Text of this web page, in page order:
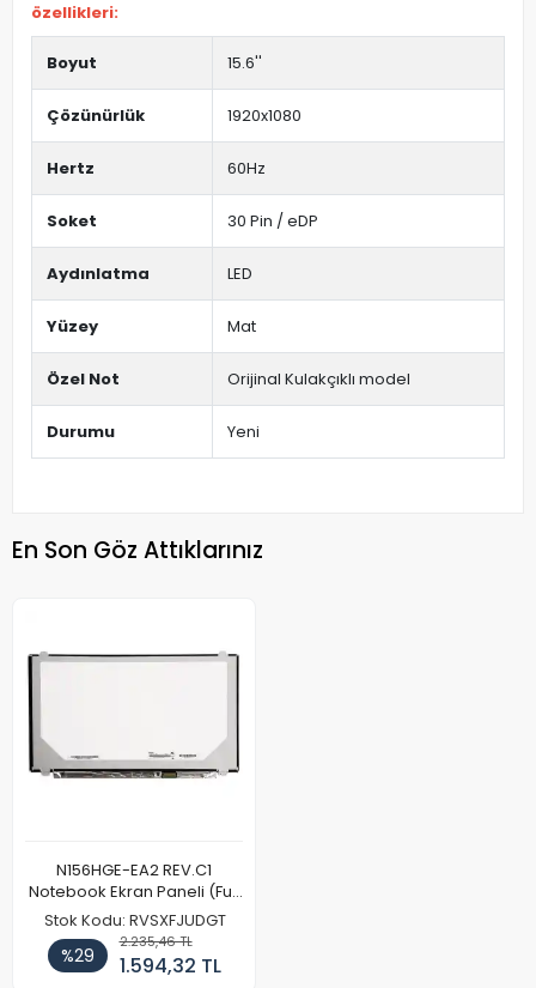
özellikleri:
Boyut 15.6''
Çözünürlük 1920x1080
Hertz 60Hz
Soket 30 Pin / eDP
Aydınlatma LED
Yüzey Mat
Özel Not Orijinal Kulakçıklı model
Durumu Yeni
En Son Göz Attıklarınız
N156HGE-EA2 REV.C1
Notebook Ekran Paneli (Full
HD)
Stok Kodu: RVSXFJUDGT
%29
2.235,46 TL
1.594,32 TL